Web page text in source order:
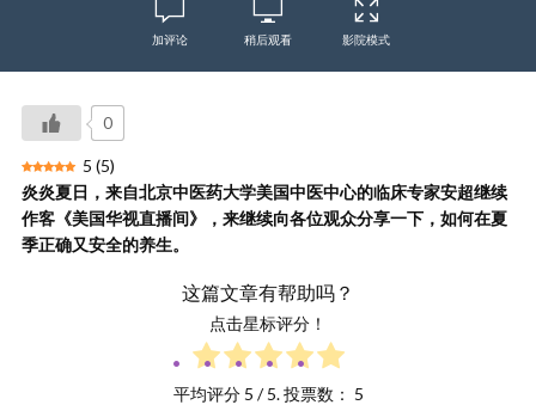
加评论 稍后观看 影院模式
0
5 (5)
炎炎夏日，来自北京中医药大学美国中医中心的临床专家安超继续
作客《美国华视直播间》，来继续向各位观众分享一下，如何在夏
季正确又安全的养生。
这篇文章有帮助吗？
点击星标评分！
平均评分 5 / 5. 投票数： 5